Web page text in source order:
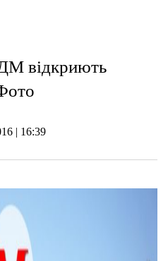
відкриють
| 16:39